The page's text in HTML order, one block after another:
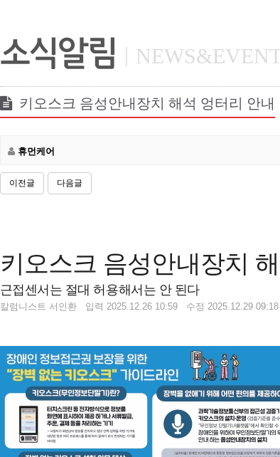
소식알림
키오스크 음성안내장치 해석 엉터리 안내
휴먼케어
이전글 다음글
키오스크 음성안내장치
근접센서는 절대 허용해서는 안 된다
칼럼니스트 서인환 입력 2025.12.26 10:59 수정 2025.12.29 09:18